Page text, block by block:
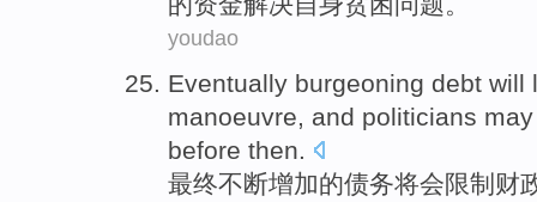
youdao
Eventually burgeoning debt will
manoeuvre, and politicians may
before then.
最终不断增加的债务将会限制 财